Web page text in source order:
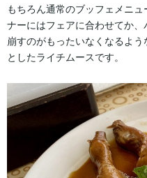
もちろん通常のブッフェメニ
ナーにはフェアに合わせてか、
崩すのがもったいなくなるよ
としたライチムースです。